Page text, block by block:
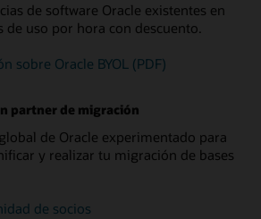
de software Oracle existentes en
de uso por hora con descuento.
sobre Oracle BYOL (PDF)
partner de migración
de Oracle experimentado para
y realizar tu migración de bases
de socios